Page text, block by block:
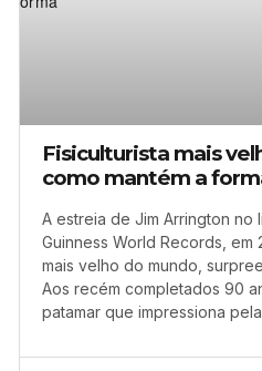
Fisiculturista mais
como mantém a
A estreia de Jim Arrington
Guinness World Records, em
mais velho do mundo,
Aos recém completados 90
patamar que impressiona